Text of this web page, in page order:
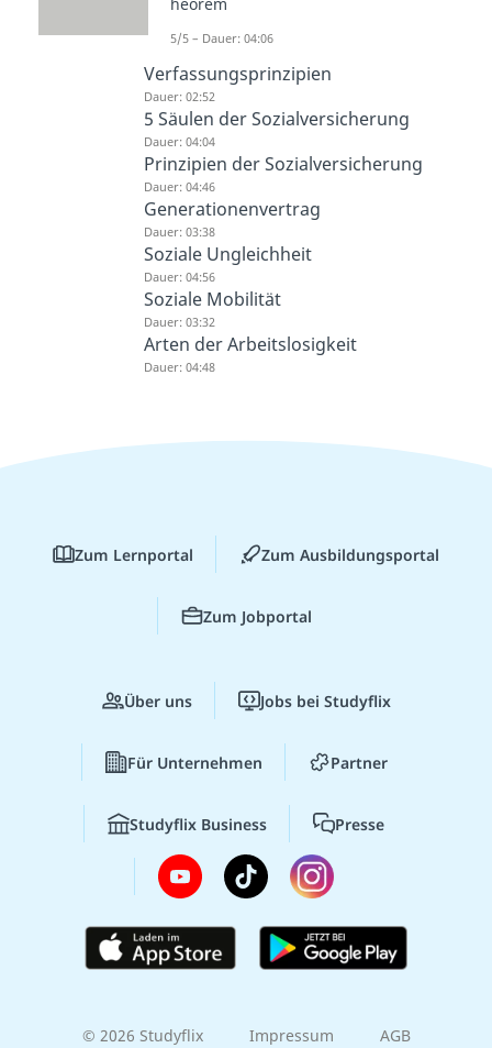
Sozialpolitik
Sozialstaat
Verfassungsprinzipien
Dauer: 02:52
5 Säulen der Sozialversicherung
Dauer: 04:04
Prinzipien der Sozialversicherung
Dauer: 04:46
Generationenvertrag
Dauer: 03:38
Soziale Ungleichheit
Dauer: 04:56
Soziale Mobilität
Dauer: 03:32
Arten der Arbeitslosigkeit
Dauer: 04:48
5/5 – Dauer: 04:06
Zum Lernportal Zum Ausbildungsportal
Zum Jobportal
Über uns Jobs bei Studyflix
Für Unternehmen Partner
Studyflix Business Presse
© 2026 Studyflix Impressum AGB